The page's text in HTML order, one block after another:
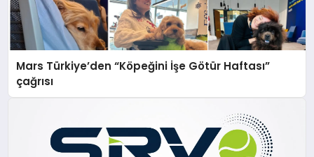
Mars Türkiye’den “Köpeğini İşe Götür Haftası”
çağrısı